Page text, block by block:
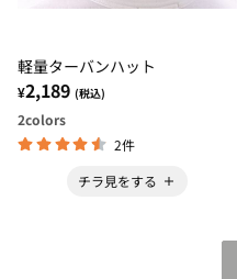
軽量ターバンハット
¥2,189 (税込)
2colors
2件
チラ見をする